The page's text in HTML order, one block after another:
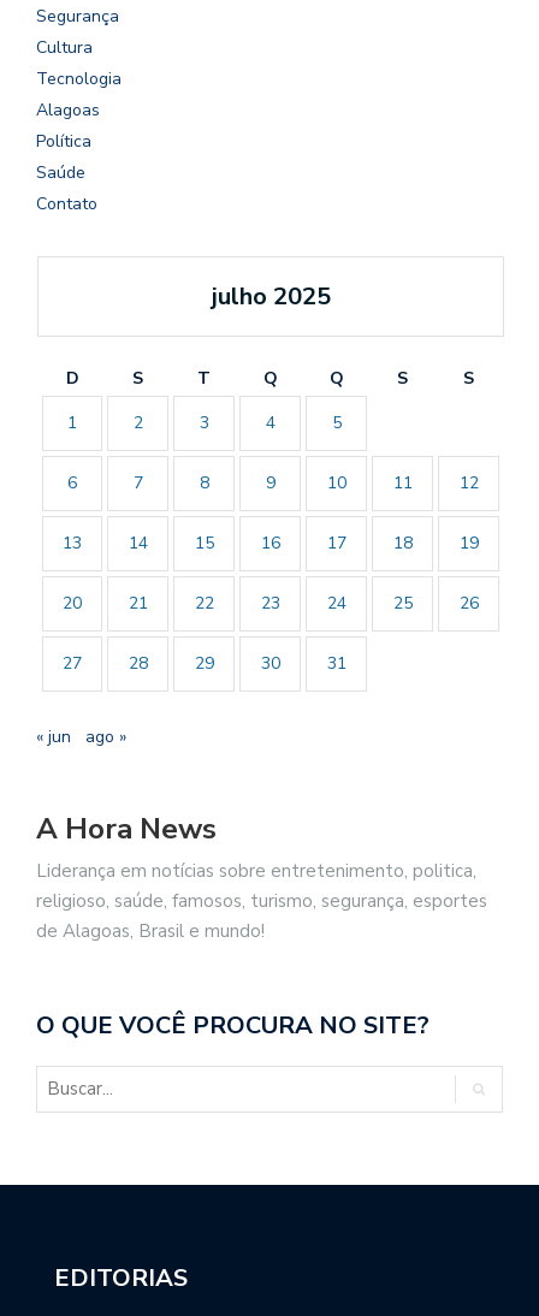
Segurança
Cultura
Tecnologia
Alagoas
Política
Saúde
Contato
julho 2025
D S T Q Q S
S
1
2 3 4 5
6 7 8 9 10 11 12
13 14 15 16 17 18 19
20 21 22 23 24 25 26
27 28 29 30 31
« jun ago »
A Hora News
Liderança em notícias sobre entretenimento, politica,
religioso, saúde, famosos, turismo, segurança, esportes
de Alagoas, Brasil e mundo!
O QUE VOCÊ PROCURA NO SITE?
EDITORIAS